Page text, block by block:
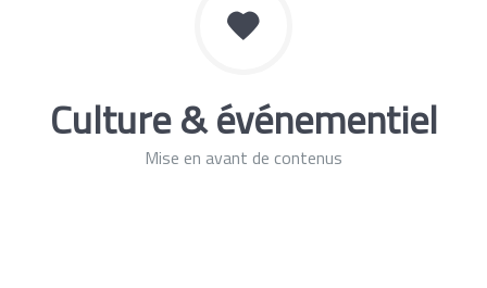
Culture & événementiel
Mise en avant de contenus